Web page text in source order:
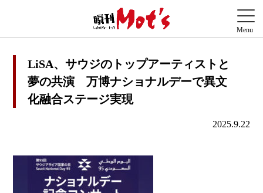
LiSA、サウジのトップアーティストと
夢の共演 万博ナショナルデーで異文
化融合ステージ実現
2025.9.22